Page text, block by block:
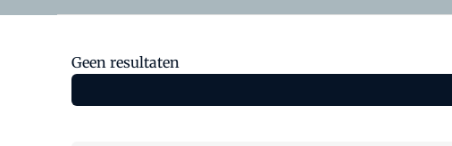
Geen resultaten